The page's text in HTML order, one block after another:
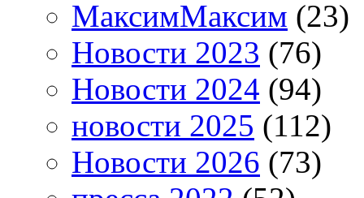
МаксимМаксим (23)
Новости 2023 (76)
Новости 2024 (94)
новости 2025 (112)
Новости 2026 (73)